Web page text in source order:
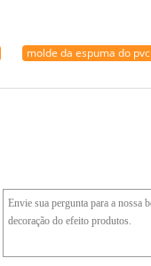
molde da espuma do pvc